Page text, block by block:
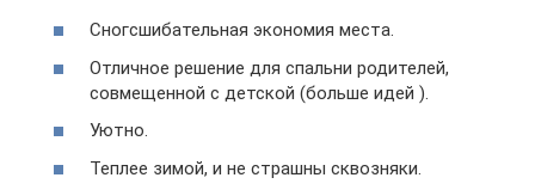
Сногсшибательная экономия места.
Отличное решение для спальни родителей,
совмещенной с детской (больше идей ).
Уютно.
Теплее зимой, и не страшны сквозняки.